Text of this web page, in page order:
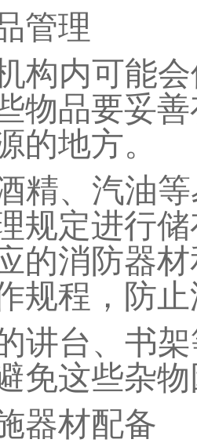
管理
构内可能
物品要妥
的地方。
精、汽油
规定进行
的消防器
规程，防
讲台、书
免这些杂
器材配备